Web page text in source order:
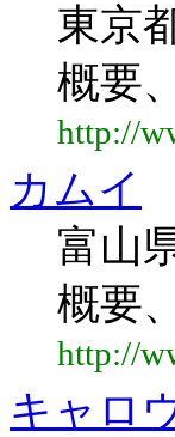
東京
概要
http://
カムイ
富山
概要
http://
キャロ